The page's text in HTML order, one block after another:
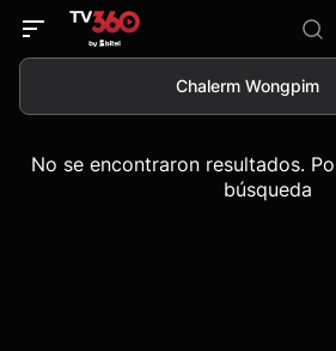
No se encontraron resultados.
búsqueda